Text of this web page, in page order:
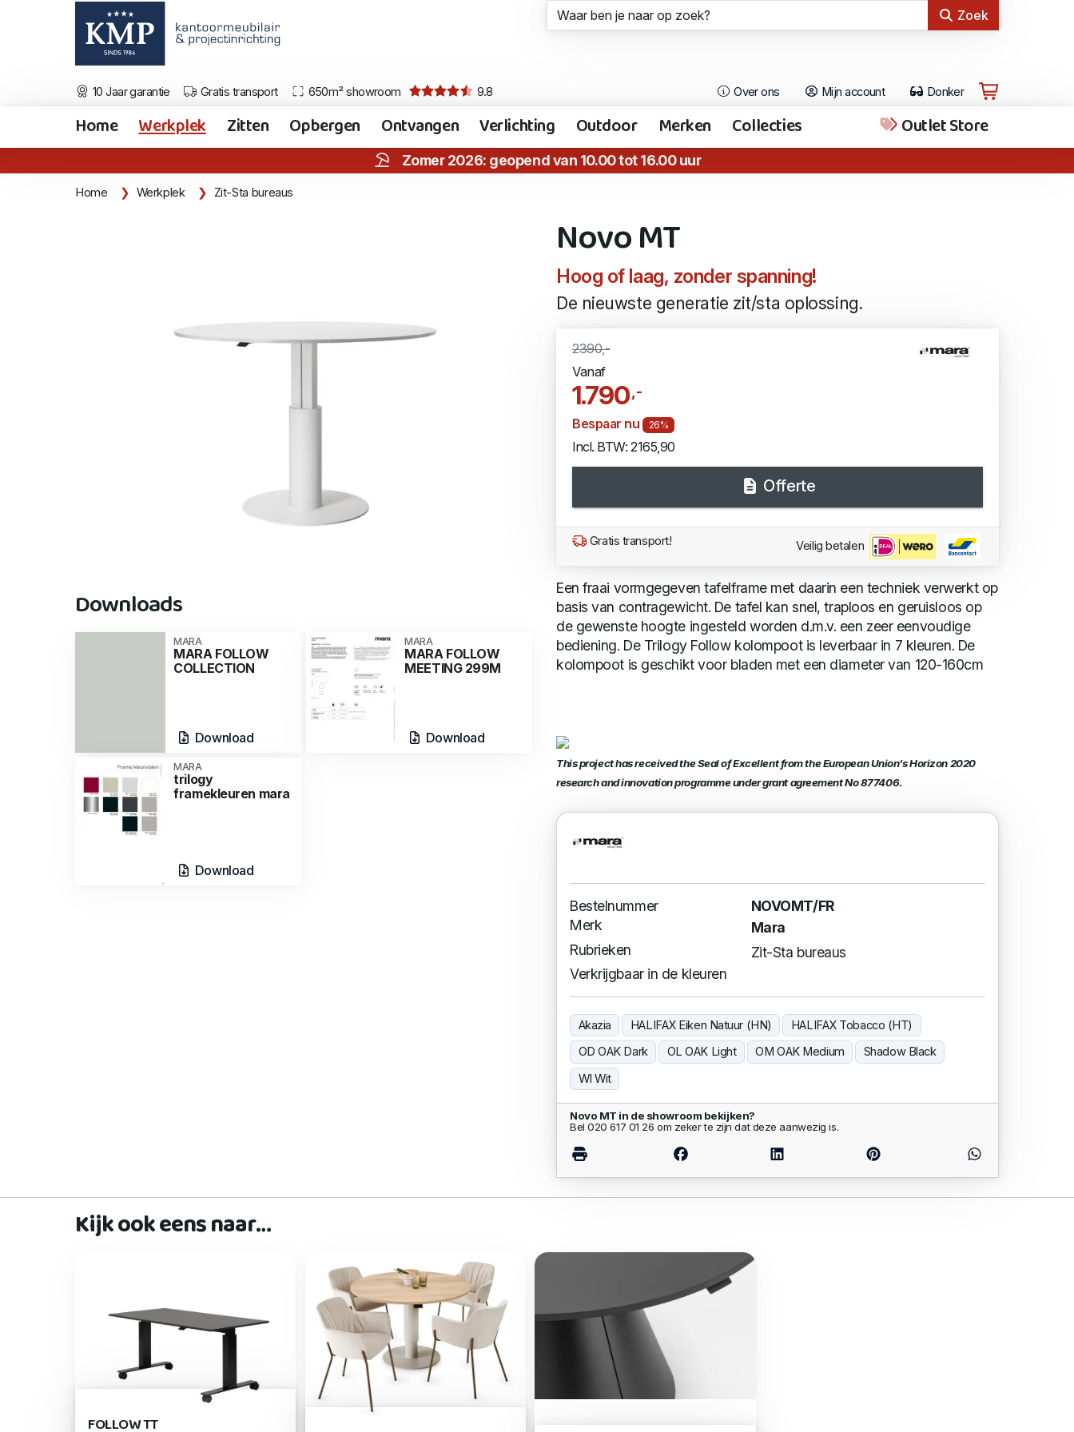
Zoek
10 Jaar garantie Gratis transport 650m² showroom 9.8 Over ons Mijn account Donker
Home Werkplek Zitten Opbergen Ontvangen Verlichting Outdoor Merken Collecties Outlet Store
Zomer 2026: geopend van 10.00 tot 16.00 uur
Home Werkplek Zit-Sta bureaus
Novo MT
Hoog of laag, zonder spanning!
De nieuwste generatie zit/sta oplossing.
2390,-
Vanaf
1.790,-
Bespaar nu 26%
Incl. BTW: 2165,90
Offerte
Gratis transport! Veilig betalen
Downloads
MARA
MARA FOLLOW
COLLECTION
Download
MARA
MARA FOLLOW
MEETING 299M
Download
MARA
trilogy
framekleuren mara
Download
Een fraai vormgegeven tafelframe met daarin een techniek verwerkt op
basis van contragewicht. De tafel kan snel, traploos en geruisloos op
de gewenste hoogte ingesteld worden d.m.v. een zeer eenvoudige
bediening. De Trilogy Follow kolompoot is leverbaar in 7 kleuren. De
kolompoot is geschikt voor bladen met een diameter van 120-160cm
This project has received the Seal of Excellent from the European Union’s Horizon 2020
research and innovation programme under grant agreement No 877406.
Bestelnummer
NOVOMT/FR
Merk
Mara
Rubrieken
Zit-Sta bureaus
Verkrijgbaar in de kleuren
Akazia HALIFAX Eiken Natuur (HN)
HALIFAX Tobacco (HT)
OD OAK Dark
OL OAK Light OM OAK Medium
Shadow Black
WI Wit
Novo MT in de showroom bekijken?
Bel 020 617 01 26 om zeker te zijn dat deze aanwezig is.
Kijk ook eens naar…
FOLLOW TT